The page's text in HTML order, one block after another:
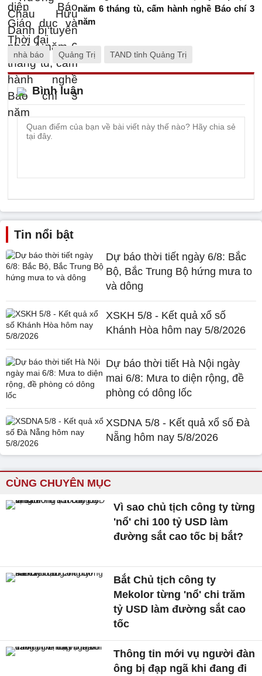
năm 6 tháng tù, cấm hành nghề Báo chí 3
năm
nhà báo Quảng Trị TAND tỉnh Quảng Trị
Bình luận
Tin nổi bật
Dự báo thời tiết ngày 6/8: Bắc
Bộ, Bắc Trung Bộ hứng mưa to
và dông
XSKH 5/8 - Kết quả xổ số
Khánh Hòa hôm nay 5/8/2026
Dự báo thời tiết Hà Nội ngày
mai 6/8: Mưa to diện rộng, đề
phòng có dông lốc
XSDNA 5/8 - Kết quả xổ số Đà
Nẵng hôm nay 5/8/2026
CÙNG CHUYÊN MỤC
Vì sao chủ tịch công ty từng
'nổ' chi 100 tỷ USD làm
đường sắt cao tốc bị bắt?
Bắt Chủ tịch công ty
Mekolor từng 'nổ' chi trăm
tỷ USD làm đường sắt cao
tốc
Thông tin mới vụ người đàn
ông bị đạp ngã khi đang đi